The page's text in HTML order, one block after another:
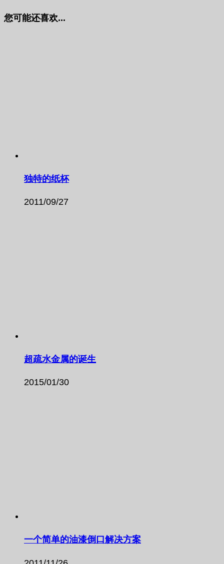
您可能还喜欢...
独特的纸杯
2011/09/27
超疏水金属的诞生
2015/01/30
一个简单的油漆倒口解决方案